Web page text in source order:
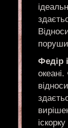
Федір